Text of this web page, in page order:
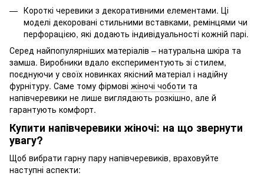
Короткі черевики з декоративними елементами. Ці
моделі декоровані стильними вставками, ремінцями чи
перфорацією, які додають індивідуальності кожній парі.
Серед найпопулярніших матеріалів – натуральна шкіра та
замша. Виробники вдало експериментують зі стилем,
поєднуючи у своїх новинках якісний матеріал і надійну
фурнітуру. Саме тому фірмові жіночі чоботи та
напівчеревики не лише виглядають розкішно, але й
гарантують комфорт.
Купити напівчеревики жіночі: на що звернути
увагу?
Щоб вибрати гарну пару напівчеревиків, враховуйте
наступні аспекти: